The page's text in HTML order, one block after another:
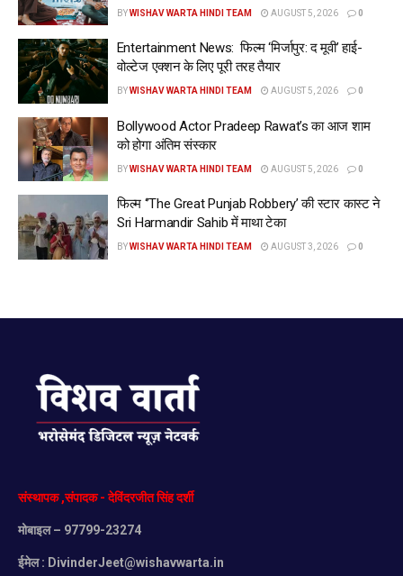
BYWISHAV WARTA HINDI TEAM AUGUST 5, 2026 0
Entertainment News: फिल्म ‘मिर्जापुर: द मूवी’ हाई-
वोल्टेज एक्शन के लिए पूरी तरह तैयार
BYWISHAV WARTA HINDI TEAM AUGUST 5, 2026 0
Bollywood Actor Pradeep Rawat’s का आज शाम
को होगा अंतिम संस्कार
BYWISHAV WARTA HINDI TEAM AUGUST 5, 2026 0
फिल्म ‘’The Great Punjab Robbery’ की स्टार कास्ट ने
Sri Harmandir Sahib में माथा टेका
BYWISHAV WARTA HINDI TEAM AUGUST 3, 2026 0
संस्थापक,संपादक-देविंदरजीतसिंहदर्शी
मोबाइल– 97799-23274
ईमेल : DivinderJeet@wishavwarta.in